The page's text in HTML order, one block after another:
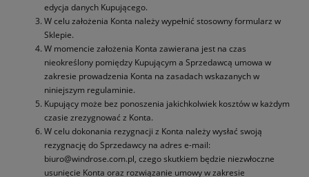
edycja danych Kupującego.
W celu założenia Konta należy wypełnić stosowny formularz w
Sklepie.
W momencie założenia Konta zawierana jest na czas
nieokreślony pomiędzy Kupującym a Sprzedawcą umowa w
zakresie prowadzenia Konta na zasadach wskazanych w
niniejszym regulaminie.
Kupujący może bez ponoszenia jakichkolwiek kosztów w każdym
czasie zrezygnować z Konta.
W celu dokonania rezygnacji z Konta należy wysłać swoją
rezygnację do Sprzedawcy na adres e-mail:
biuro@windrose.com.pl, czego skutkiem będzie niezwłoczne
usunięcie Konta oraz rozwiązanie umowy w zakresie